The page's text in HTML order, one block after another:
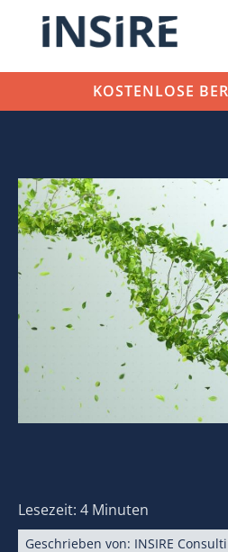
KOSTENLOSE
Lesezeit: 4 Minuten
Geschrieben von: INSIRE